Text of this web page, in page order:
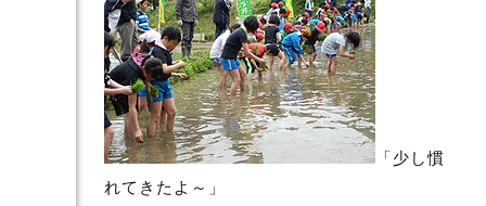
「少し慣
れてきたよ～」